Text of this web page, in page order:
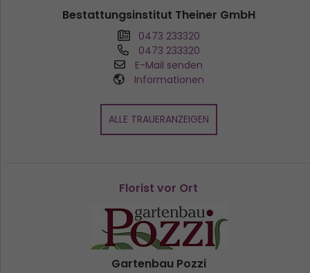
Bestattungsinstitut Theiner GmbH
0473 233320
0473 233320
E-Mail senden
Informationen
ALLE TRAUERANZEIGEN
Florist vor Ort
Gartenbau Pozzi